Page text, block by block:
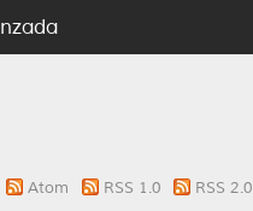
Atom RSS 1.0 RSS 2.0